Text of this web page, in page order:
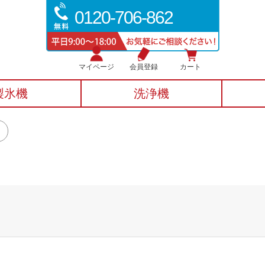
0120-706-862
マイページ 会員登録 カート
氷機 洗浄機